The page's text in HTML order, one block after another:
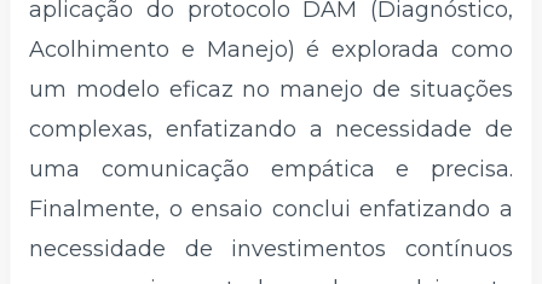
aplicação do protocolo DAM (Diagnóstico,
Acolhimento e Manejo) é explorada como
um modelo eficaz no manejo de situações
complexas, enfatizando a necessidade de
uma comunicação empática e precisa.
Finalmente, o ensaio conclui enfatizando a
necessidade de investimentos contínuos